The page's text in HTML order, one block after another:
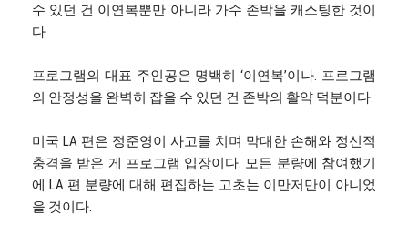
수 있던 건 이연복뿐만 아니라 가수 존박을 캐스팅한 것이
다.
프로그램의 대표 주인공은 명백히 ‘이연복’이나. 프로그램
의 안정성을 완벽히 잡을 수 있던 건 존박의 활약 덕분이다.
미국 LA 편은 정준영이 사고를 치며 막대한 손해와 정신적
충격을 받은 게 프로그램 입장이다. 모든 분량에 참여했기
에 LA 편 분량에 대해 편집하는 고초는 이만저만이 아니었
을 것이다.